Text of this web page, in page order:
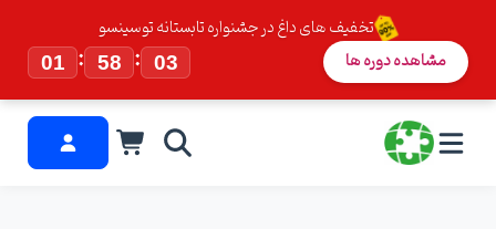
تخفیف های داغ در جشنواره تابستانه توسینسو
01
: 58 : 03 مشاهده دوره ها